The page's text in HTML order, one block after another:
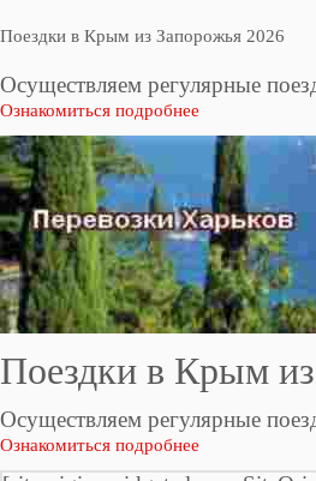
Поездки в Крым из Запорожья 2026
Осуществляем регулярные
Ознакомиться подробнее
Поездки в Крым
Осуществляем регулярные
Ознакомиться подробнее